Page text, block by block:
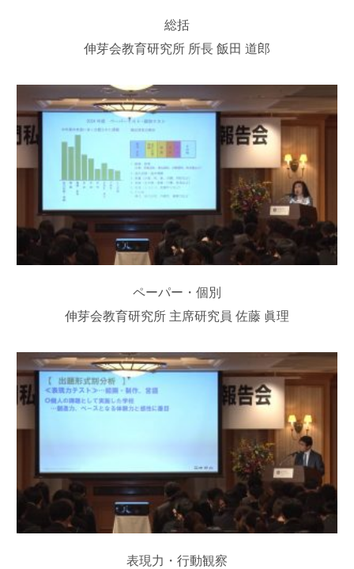
総括
伸芽会教育研究所 所長 飯田 道郎
ペーパー・個別
伸芽会教育研究所 主席研究員 佐藤 眞理
表現力・行動観察